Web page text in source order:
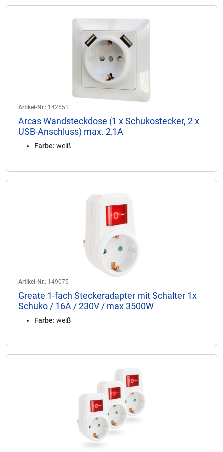
Artikel-Nr.: 142551
Arcas Wandsteckdose (1 x Schukostecker, 2 x
USB-Anschluss) max. 2,1A
Farbe: weiß
Artikel-Nr.: 149075
Greate 1-fach Steckeradapter mit Schalter 1x
Schuko / 16A / 230V / max 3500W
Farbe: weiß